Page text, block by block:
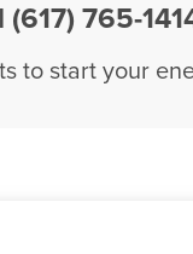
(617) 765-
to start your